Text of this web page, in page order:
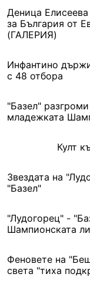
Деница Елисеева
за България от
(ГАЛЕРИЯ)
Инфантино
с 48 отбора
"Базел"
младежката
Култ
Звездата на
"Базел"
"Лудогорец" -
Шампионската
Феновете на
света "тиха